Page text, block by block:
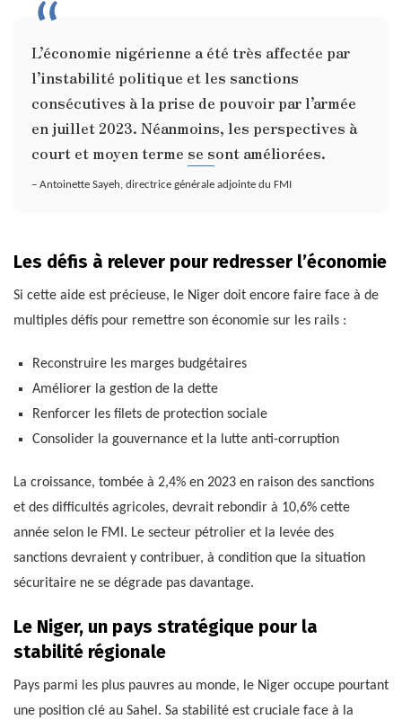
L’économie nigérienne a été très affectée par
l’instabilité politique et les sanctions
consécutives à la prise de pouvoir par l’armée
en juillet 2023. Néanmoins, les perspectives à
court et moyen terme se sont améliorées.
– Antoinette Sayeh, directrice générale adjointe du FMI
Les défis à relever pour redresser l’économie
Si cette aide est précieuse, le Niger doit encore faire face à de
multiples défis pour remettre son économie sur les rails :
Reconstruire les marges budgétaires
Améliorer la gestion de la dette
Renforcer les filets de protection sociale
Consolider la gouvernance et la lutte anti-corruption
La croissance, tombée à 2,4% en 2023 en raison des sanctions
et des difficultés agricoles, devrait rebondir à 10,6% cette
année selon le FMI. Le secteur pétrolier et la levée des
sanctions devraient y contribuer, à condition que la situation
sécuritaire ne se dégrade pas davantage.
Le Niger, un pays stratégique pour la
stabilité régionale
Pays parmi les plus pauvres au monde, le Niger occupe pourtant
une position clé au Sahel. Sa stabilité est cruciale face à la